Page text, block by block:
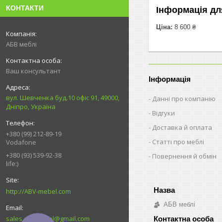
КОНТАКТИ
АБВ меблі
Ваш консультант
вул. Шевченка буд.10 офіс 91, 49000,
Дніпро, Україна
+380 (99) 212-89-19
Vodafone
+380 (93) 539-92-38
life:)
http://ABV-mebel.com
sales.abvmebel@gmail.com
Інформація
Ціна: 8 600 ₴
Інформація
Данні про компанію
Відгуки
Доставка й оплата
Статті про меблі
Повернення й обмін
АБВ меблі